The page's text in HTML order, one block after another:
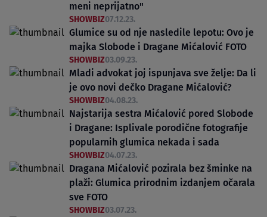
meni neprijatno"
SHOWBIZ07.12.23.
Glumice su od nje nasledile lepotu: Ovo je
majka Slobode i Dragane Mićalović FOTO
SHOWBIZ03.09.23.
Mladi advokat joj ispunjava sve želje: Da li
je ovo novi dečko Dragane Mićalović?
SHOWBIZ04.08.23.
Najstarija sestra Mićalović pored Slobode
i Dragane: Isplivale porodične fotografije
popularnih glumica nekada i sada
SHOWBIZ04.07.23.
Dragana Mićalović pozirala bez šminke na
plaži: Glumica prirodnim izdanjem očarala
sve FOTO
SHOWBIZ03.07.23.